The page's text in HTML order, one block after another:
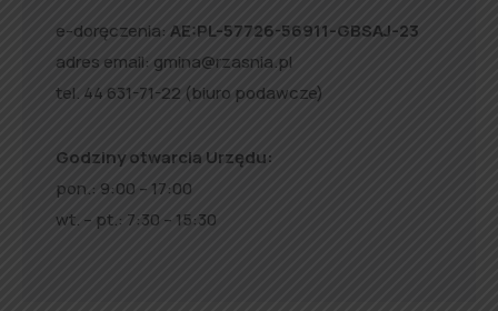
e-doręczenia: AE:PL-57726-56911-GBSAJ-23
adres email: gmina@rzasnia.pl
tel. 44 631-71-22 (biuro podawcze)
Godziny otwarcia Urzędu:
pon.: 9:00 – 17:00
wt. – pt.: 7:30 – 15:30